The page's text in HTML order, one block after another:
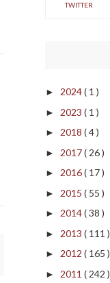
TWITTER
► 2024( 1 )
► 2023 ( 1 )
► 2018 ( 4 )
► 2017( 26 )
► 2016( 17 )
► 2015 ( 55 )
► 2014( 38 )
► 2013 ( 111 )
► 2012 ( 165 )
► 2011 ( 242 )